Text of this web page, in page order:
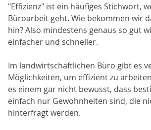
"Effizienz" ist ein häufiges Stichwort,
Büroarbeit geht. Wie bekommen wir
hin? Also mindestens genaus so gut
einfacher und schneller.
Im landwirtschaftlichen Büro gibt es
Möglichkeiten, um effizient zu
es einem gar nicht bewusst, dass
einfach nur Gewohnheiten sind, die
hinterfragt werden.